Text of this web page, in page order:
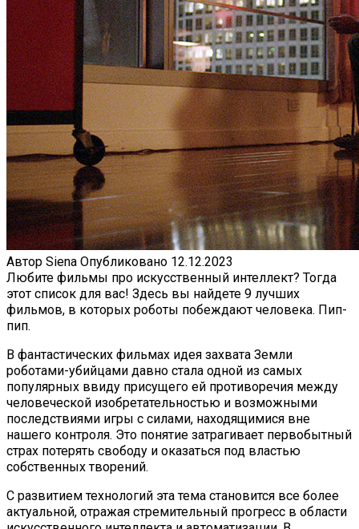
Автор Siena Опубликовано 12.12.2023
Любите фильмы про искусственный интеллект? Тогда
этот список для вас! Здесь вы найдете 9 лучших
фильмов, в которых роботы побеждают человека. Пип-
пип.
В фантастических фильмах идея захвата Земли
роботами-убийцами давно стала одной из самых
популярных ввиду присущего ей противоречия между
человеческой изобретательностью и возможными
последствиями игры с силами, находящимися вне
нашего контроля. Это понятие затрагивает первобытный
страх потерять свободу и оказаться под властью
собственных творений.
С развитием технологий эта тема становится все более
актуальной, отражая стремительный прогресс в области